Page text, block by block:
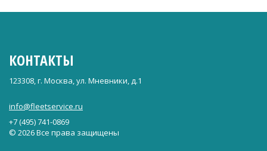
КОНТАКТЫ
123308, г. Москва, ул. Мневники, д.1
info@fleetservice.ru
+7 (495) 741-0869
© 2026 Все права защищены